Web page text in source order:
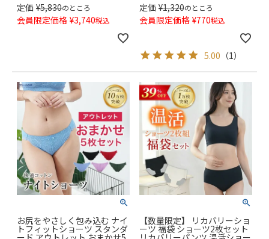
定価 ¥5,830のところ
会員限定価格 ¥3,740税込
定価 ¥1,320のところ
会員限定価格 ¥770税込
5.00 （1）
お尻をやさしく包み込む ナイ
トフィットショーツ スタンダ
【数量限定】 リカバリーショ
ーツ 福袋 ショーツ2枚セット